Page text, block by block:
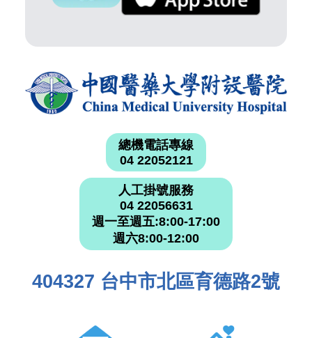
總機電話專線
04 22052121
人工掛號服務
04 22056631
週一至週五:8:00-17:00
週六8:00-12:00
404327 台中市北區育德路2號